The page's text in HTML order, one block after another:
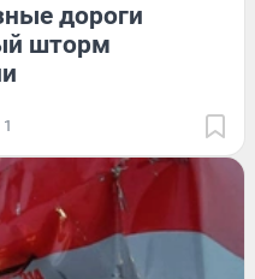
дороги
шторм
1